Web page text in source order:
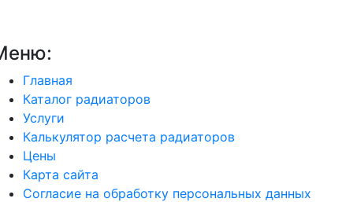
Главная
Каталог радиаторов
Услуги
Калькулятор расчета радиаторов
Цены
Карта сайта
Согласие на обработку персональных данных